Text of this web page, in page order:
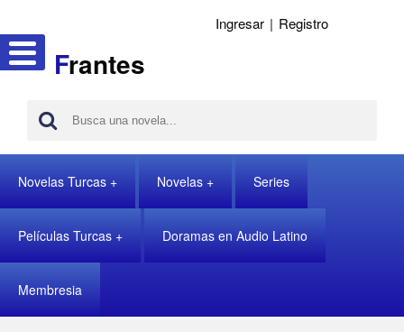
Frantes
Ingresar | Registro
Novelas Turcas Novelas Series
Películas Turcas Doramas en Audio Latino
Membresia